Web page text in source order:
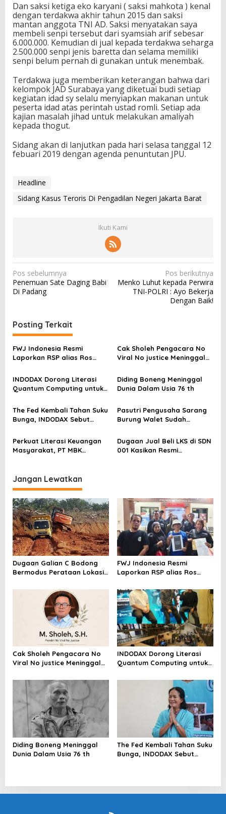
Dan saksi ketiga eko karyani ( saksi mahkota ) kenal
dengan terdakwa akhir tahun 2015 dan saksi
mantan anggota TNI AD. Saksi menyatakan saya
membeli senpi tersebut dari syamsiah arif sebesar
6.000.000. Kemudian di jual kepada terdakwa seharga
2.500.000 senpi jenis baretta dan selama memiliki
senpi belum pernah di gunakan untuk menembak.
Terdakwa juga memberikan keterangan bahwa dari
kelompok JAD Surabaya yang diketuai budi setiap
kegiatan idad sy selalu menyiapkan makanan untuk
peserta idad atas perintah ustad romli. Setiap ada
kajian masalah jihad untuk melakukan amaliyah
kepada thogut.
Sidang akan di lanjutkan pada hari selasa tanggal 12
febuari 2019 dengan agenda penuntutan JPU.
Headline
Sidang Kasus Teroris Di Pengadilan Negeri Jakarta Barat
Ikuti Kami
N
a
g
a
s
p
s
Pos sebelumnya
Penemuan Sate Daging Babi
Di Padang
Pos berikutnya
Menko Luhut kepada Perwira
TNI-POLRI : Ayo Bekerja
Dengan Baik!
Posting Terkait
FWJ Indonesia Resmi
Laporkan RSP alias Ros
Cak Sholeh Pengacara No
Viral No justice Meninggal
INDODAX Dorong Literasi
Quantum Computing untuk
Blockchain
Diding Boneng Meninggal
Dunia Dalam Usia 76 th
The Fed Kembali Tahan Suku
Bunga, INDODAX Sebut
Sentimen Pasar
Pasutri Pengusaha Sarang
Burung Walet Sudah
Pelapor Desak Polda Jambi
Segera Lakukan Penahanan
Perkuat Literasi Keuangan
Masyarakat, PT MBK
Dugaan Jual Beli LKS di SDN
001 Kasikan Resmi
Jangan Lewatkan
Dugaan Galian C Bodong
Bermodus Perataan Lokasi
Riau Akan Tinjauan Lokasi
FWJ Indonesia Resmi
Laporkan RSP alias Ros
Cak Sholeh Pengacara No
Viral No justice Meninggal
INDODAX Dorong Literasi
Quantum Computing untuk
Blockchain
Diding Boneng Meninggal
Dunia Dalam Usia 76 th
The Fed Kembali Tahan Suku
Bunga, INDODAX Sebut